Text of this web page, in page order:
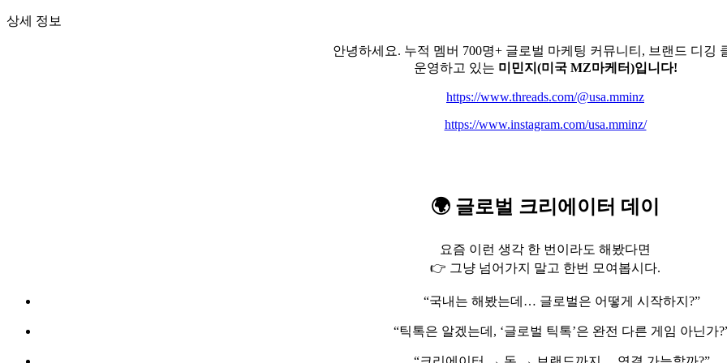
상세 정보
안녕하세요. 누적 멤버 700명+ 글로벌 마케팅 커뮤니티, 브랜드 디깅
운영하고 있는 미민지(미국 MZ마케터)입니다!
https://www.threads.com/@usa.mminz
https://www.instagram.com/usa.mminz/
🌍 글로벌 크리에이터 데이
요즘 이런 생각 한 번이라도 해봤다면
👉 그냥 넘어가지 말고 한번 모여봅시다.
“국내는 해봤는데… 글로벌은 어떻게 시작하지?”
“틱톡은 알겠는데, ‘글로벌 틱톡’은 완전 다른 게임 아닌가